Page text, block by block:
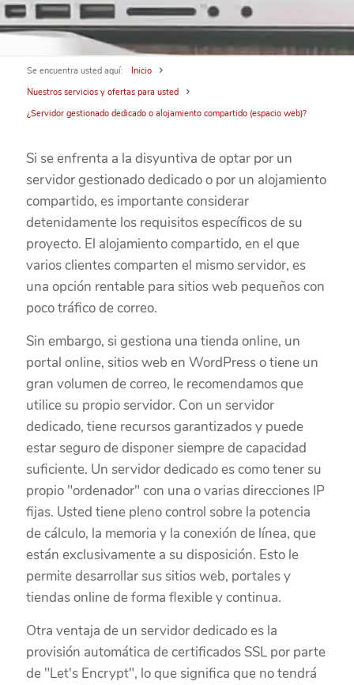
Se encuentra usted aquí:
Inicio
Nuestros servicios y ofertas para usted
¿Servidor gestionado dedicado o alojamiento compartido (espacio web)?
Si se enfrenta a la disyuntiva de optar por un
servidor gestionado dedicado o por un alojamiento
compartido, es importante considerar
detenidamente los requisitos específicos de su
proyecto. El alojamiento compartido, en el que
varios clientes comparten el mismo servidor, es
una opción rentable para sitios web pequeños con
poco tráfico de correo.
Sin embargo, si gestiona una tienda online, un
portal online, sitios web en WordPress o tiene un
gran volumen de correo, le recomendamos que
utilice su propio servidor. Con un servidor
dedicado, tiene recursos garantizados y puede
estar seguro de disponer siempre de capacidad
suficiente. Un servidor dedicado es como tener su
propio "ordenador" con una o varias direcciones IP
fijas. Usted tiene pleno control sobre la potencia
de cálculo, la memoria y la conexión de línea, que
están exclusivamente a su disposición. Esto le
permite desarrollar sus sitios web, portales y
tiendas online de forma flexible y continua.
Otra ventaja de un servidor dedicado es la
provisión automática de certificados SSL por parte
de "Let's Encrypt", lo que significa que no tendrá